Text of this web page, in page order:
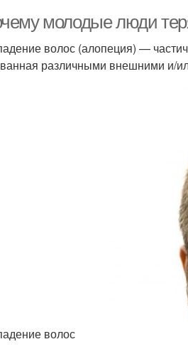
молодые люди
волос (алопеция) —
различными внешними и/
волос